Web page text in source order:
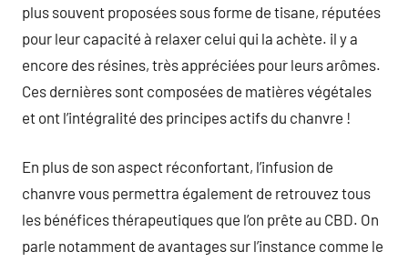
plus souvent proposées sous forme de tisane, réputées
pour leur capacité à relaxer celui qui la achète. il y a
encore des résines, très appréciées pour leurs arômes.
Ces dernières sont composées de matières végétales
et ont l’intégralité des principes actifs du chanvre !
En plus de son aspect réconfortant, l’infusion de
chanvre vous permettra également de retrouvez tous
les bénéfices thérapeutiques que l’on prête au CBD. On
parle notamment de avantages sur l’instance comme le